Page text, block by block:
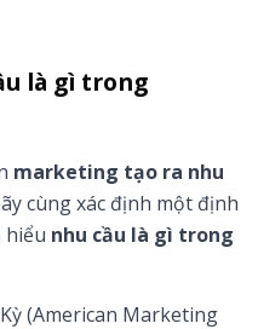
là gì trong
marketing tạo ra nhu
cùng xác định một định
hiểu nhu cầu là gì trong
(American Marketing